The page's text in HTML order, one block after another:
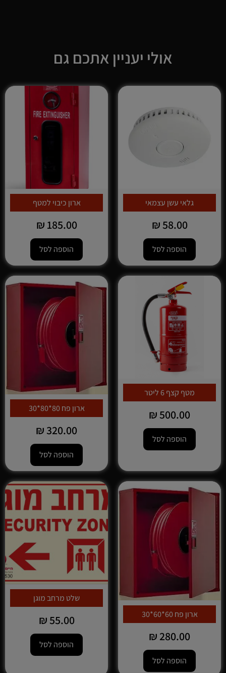
אולי יעניין אתכם גם
גלאי עשן עצמאי
58.00
₪
הוספה לסל
ארון כיבוי למטף
185.00
₪
הוספה לסל
מטף קצף 6 ליטר
500.00
₪
הוספה לסל
ארון פח 80*80*30
320.00
₪
הוספה לסל
ארון פח 60*60*30
280.00
₪
הוספה לסל
שלט מרחב מוגן
55.00
₪
הוספה לסל